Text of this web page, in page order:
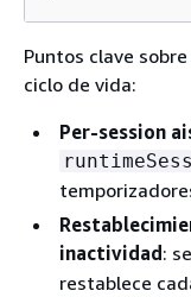
Puntos clave
ciclo de vida:
Per-session
inactividad : se
restablece